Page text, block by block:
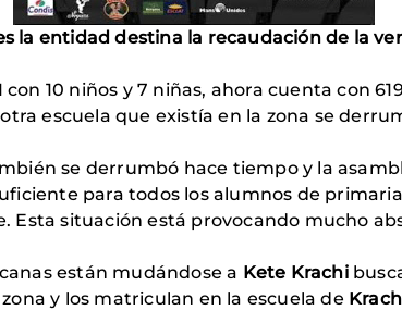
la entidad destina la recaudación de la
con 10 niños y 7 niñas, ahora cuenta con
escuela que existía en la zona se
se derrumbó hace tiempo y la
para todos los alumnos de
Esta situación está provocando mucho
están mudándose a Kete Krachi
y los matriculan en la escuela de